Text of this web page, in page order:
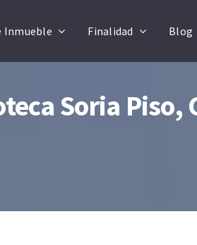
Inmueble Finalidad Blog
Soria